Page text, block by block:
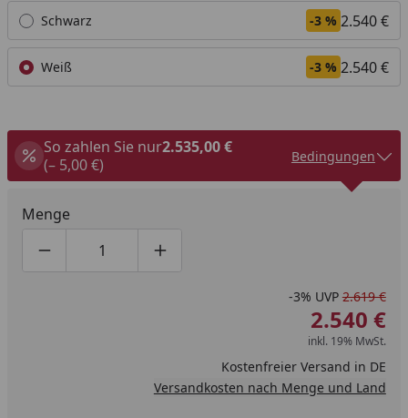
Alle anzeigen (2)
Schwarz -3 % 2.540 €
Weiß -3 % 2.540 €
So zahlen Sie nur2.535,00 €
(– 5,00 €)
Bedingungen
Menge
Produktmenge um eins verringern
Produktmenge manuell eingeben
Produktmenge um eins erhöhen
-3% UVP 2.619 €
2.540 €
inkl. 19% MwSt.
Kostenfreier Versand in DE
Versandkosten nach Menge und Land